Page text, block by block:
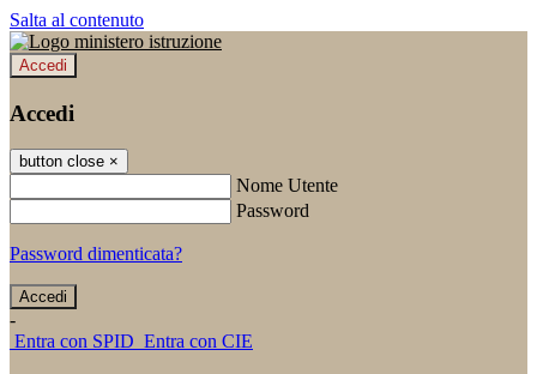
Salta al contenuto
Accedi
Accedi
button close ×
Nome Utente
Password
Password dimenticata?
-
Entra con SPID Entra con CIE